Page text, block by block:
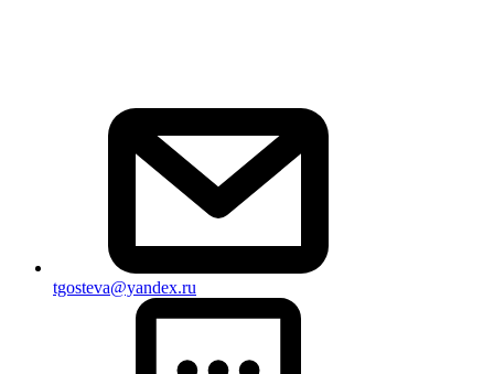
tgosteva@yandex.ru